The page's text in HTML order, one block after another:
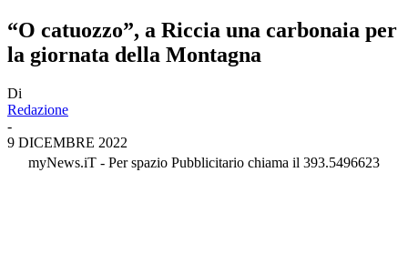
“O catuozzo”, a Riccia una carbonaia per
la giornata della Montagna
Di
Redazione
-
9 DICEMBRE 2022
myNews.iT - Per spazio Pubblicitario chiama il 393.5496623